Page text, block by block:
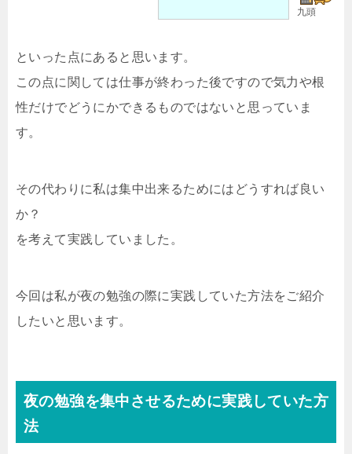
九頭
といった点にあると思います。
この点に関しては仕事が終わった後ですので気力や根
性だけでどうにかできるものではないと思っていま
す。
その代わりに私は集中出来るためにはどうすれば良い
か？
を考えて実践していました。
今回は私が夜の勉強の際に実践していた方法をご紹介
したいと思います。
夜の勉強を集中させるために実践していた方
法